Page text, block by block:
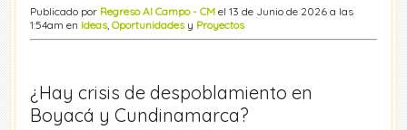
Publicado por Regreso Al Campo - CM el 13 de Junio de 2026 a las
1:54am en Ideas, Oportunidadesy Proyectos
¿Hay crisis de despoblamiento en
Boyacá y Cundinamarca?